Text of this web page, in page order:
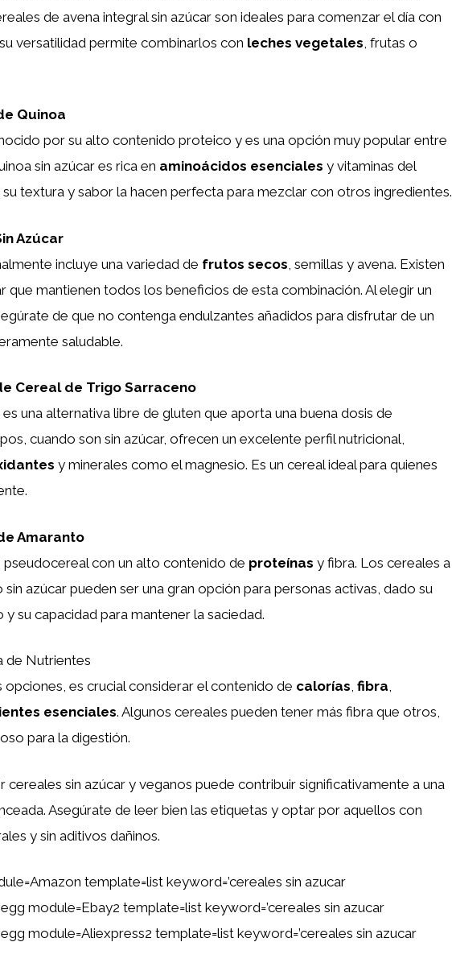
de avena integral sin azúcar son ideales para comenzar el día con
versatilidad permite combinarlos con leches vegetales , frutas o
Quinoa
por su alto contenido proteico y es una opción muy popular entre
sin azúcar es rica en aminoácidos esenciales y vitaminas del
su textura y sabor la hacen perfecta para mezclar con otros ingredientes.
Azúcar
incluye una variedad de frutos secos , semillas y avena. Existen
que mantienen todos los beneficios de esta combinación. Al elegir un
de que no contenga endulzantes añadidos para disfrutar de un
saludable.
Cereal de Trigo Sarraceno
una alternativa libre de gluten que aporta una buena dosis de
cuando son sin azúcar, ofrecen un excelente perfil nutricional,
y minerales como el magnesio. Es un cereal ideal para quienes
Amaranto
pseudocereal con un alto contenido de proteínas y fibra. Los cereales a
azúcar pueden ser una gran opción para personas activas, dado su
su capacidad para mantener la saciedad.
de Nutrientes
opciones, es crucial considerar el contenido de calorías, fibra,
esenciales. Algunos cereales pueden tener más fibra que otros,
para la digestión.
cereales sin azúcar y veganos puede contribuir significativamente a una
Asegúrate de leer bien las etiquetas y optar por aquellos con
y sin aditivos dañinos.
template=list keyword=’cereales sin azucar
module=Ebay2 template=list keyword=’cereales sin azucar
module=Aliexpress2 template=list keyword=’cereales sin azucar